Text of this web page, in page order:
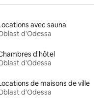
avec sauna
d'Odessa
d'hôtel
d'Odessa
de maisons de ville
d'Odessa